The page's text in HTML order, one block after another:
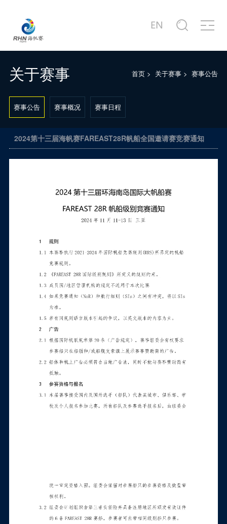
关于赛事
赛事公告
赛事概况
商务合作
合作商家介绍
合作概况
新闻中心
赛事新闻
行业动态
赛事图片
赛事精选
主题活动
赛事视频
赛事专题片
赛事宣传片
服务中心
城市介绍
港口介绍
站点信息
公司简介
发展历程
关于赛事 首页 > 关于赛事 > 赛事公告
赛事公告 赛事概况 赛事日程
2024第十三届海帆赛FAREAST28R帆船全国邀请赛竞赛通知